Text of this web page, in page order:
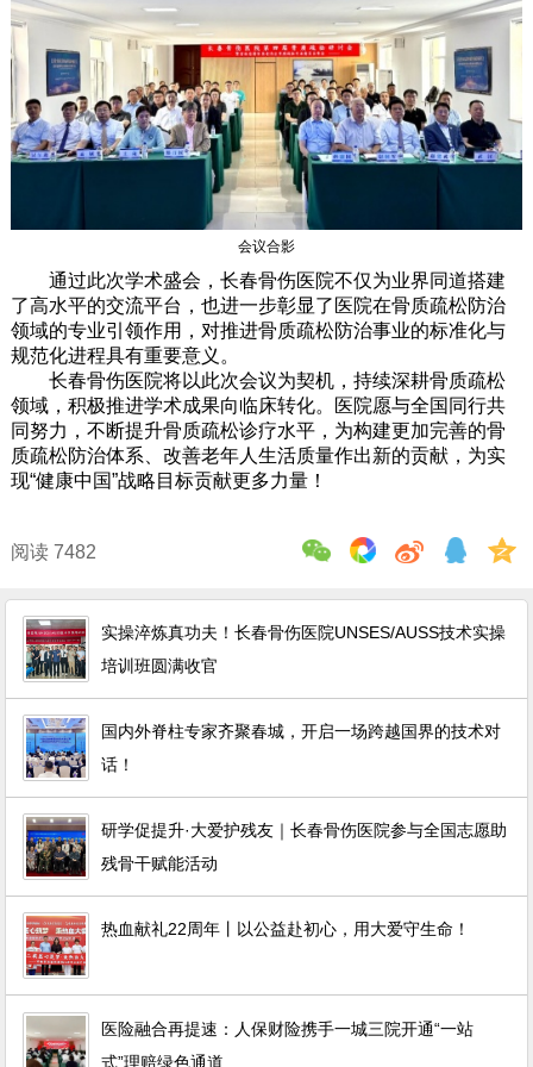
会议合影
通过此次学术盛会，长春骨伤医院不仅为业界同道搭建
了高水平的交流平台，也进一步彰显了医院在骨质疏松防治
领域的专业引领作用，对推进骨质疏松防治事业的标准化与
规范化进程具有重要意义。
长春骨伤医院将以此次会议为契机，持续深耕骨质疏松
领域，积极推进学术成果向临床转化。医院愿与全国同行共
同努力，不断提升骨质疏松诊疗水平，为构建更加完善的骨
质疏松防治体系、改善老年人生活质量作出新的贡献，为实
现“健康中国”战略目标贡献更多力量！
阅读 7482
实操淬炼真功夫！长春骨伤医院UNSES/AUSS技术实操
培训班圆满收官
国内外脊柱专家齐聚春城，开启一场跨越国界的技术对
话！
研学促提升·大爱护残友｜长春骨伤医院参与全国志愿助
残骨干赋能活动
热血献礼22周年丨以公益赴初心，用大爱守生命！
医险融合再提速：人保财险携手一城三院开通“一站
式”理赔绿色通道